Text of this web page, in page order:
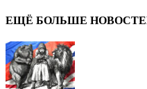
ЕЩЁ БОЛЬШЕ